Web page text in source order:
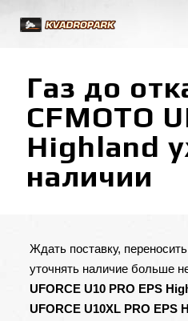
Газ до
CFMOTO
Highland
наличии
Ждать поставку,
уточнять наличие больше
UFORCE U10 PRO EPS
UFORCE U10XL PRO EPS